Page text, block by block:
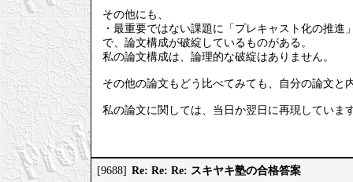
その他にも、
・最重要ではない課題に「プレキャスト化の推
で、論文構成が破綻しているものがある。
私の論文構成は、論理的な破綻はありません。
その他の論文もどう比べてみても、自分の論文と
私の論文に関しては、当日か翌日に再現していま
[9688] Re: Re: Re: スキヤキ塾の合格答案